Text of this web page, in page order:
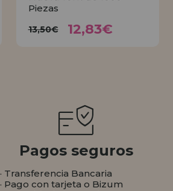
Piezas
13,50€ 12,83€
Pagos seguros
· Transferencia Bancaria
· Pago con tarjeta o Bizum